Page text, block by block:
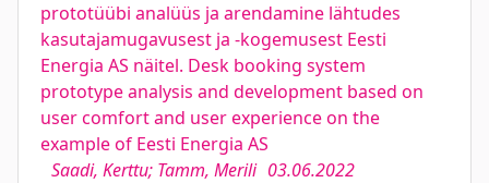
prototüübi analüüs ja arendamine lähtudes
kasutajamugavusest ja -kogemusest Eesti
Energia AS näitel. Desk booking system
prototype analysis and development based on
user comfort and user experience on the
example of Eesti Energia AS
Saadi, Kerttu; Tamm, Merili 03.06.2022